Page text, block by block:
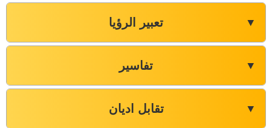
تعبیر الرؤیا ▼
تفاسیر ▼
تقابل ادیان ▼